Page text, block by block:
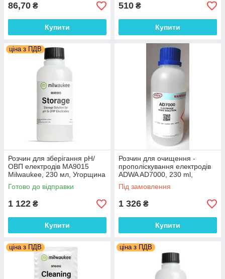
86,70 ₴
Купити
510 ₴
Купити
ціна з ПДВ
Розчин для зберігання pH/
ОВП електродів МА9015
Milwaukee, 230 мл, Угорщина
Готово до відправки
1 122 ₴
Купити
Розчин для очищення -
прополіскування електродів
ADWA AD7000, 230 ml,
Угорщина
Під замовлення
1 326 ₴
Купити
ціна з ПДВ ціна з ПДВ